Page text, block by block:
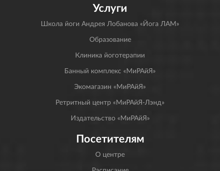
Услуги
Школа йоги Андрея Лобанова «Йога ЛАМ»
Образование
Клиника йоготерапии
Банный комплекс «МиРАйЯ»
Экомагазин «МиРАйЯ»
Ретритный центр «МиРАйЯ-Лэнд»
Издательство «МиРАйЯ»
Посетителям
О центре